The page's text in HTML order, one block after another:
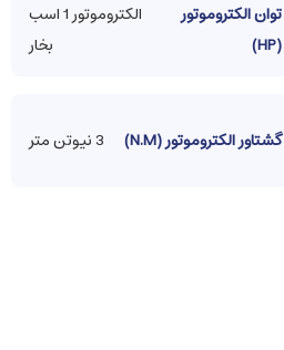
توان الکتروموتور
(HP)
الکتروموتور 1 اسب
بخار
گشتاور الکتروموتور (N.M) 3 نیوتن متر